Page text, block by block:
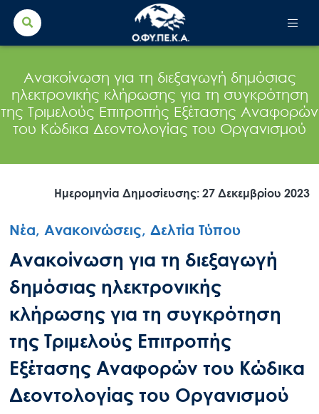
Search
for:
Ανακοίνωση για τη διεξαγωγή δημόσιας
ηλεκτρονικής κλήρωσης για τη συγκρότηση
της Τριμελούς Επιτροπής Εξέτασης Αναφορών
του Κώδικα Δεοντολογίας του Οργανισμού
Ημερομηνία Δημοσίευσης: 27 Δεκεμβρίου 2023
Νέα, Ανακοινώσεις, Δελτία Τύπου
Ανακοίνωση για τη διεξαγωγή
δημόσιας ηλεκτρονικής
κλήρωσης για τη συγκρότηση
της Τριμελούς Επιτροπής
Εξέτασης Αναφορών του Κώδικα
Δεοντολογίας του Οργανισμού